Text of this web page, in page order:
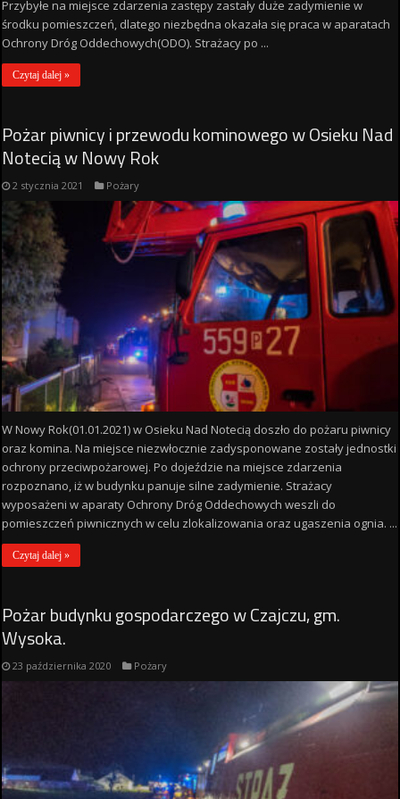
Przybyłe na miejsce zdarzenia zastępy zastały duże zadymienie w
środku pomieszczeń, dlatego niezbędna okazała się praca w aparatach
Ochrony Dróg Oddechowych(ODO). Strażacy po ...
Czytaj dalej »
Pożar piwnicy i przewodu kominowego w Osieku Nad
Notecią w Nowy Rok
2 stycznia 2021 Pożary
W Nowy Rok(01.01.2021) w Osieku Nad Notecią doszło do pożaru piwnicy
oraz komina. Na miejsce niezwłocznie zadysponowane zostały jednostki
ochrony przeciwpożarowej. Po dojeździe na miejsce zdarzenia
rozpoznano, iż w budynku panuje silne zadymienie. Strażacy
wyposażeni w aparaty Ochrony Dróg Oddechowych weszli do
pomieszczeń piwnicznych w celu zlokalizowania oraz ugaszenia ognia. ...
Czytaj dalej »
Pożar budynku gospodarczego w Czajczu, gm.
Wysoka.
23 października 2020 Pożary